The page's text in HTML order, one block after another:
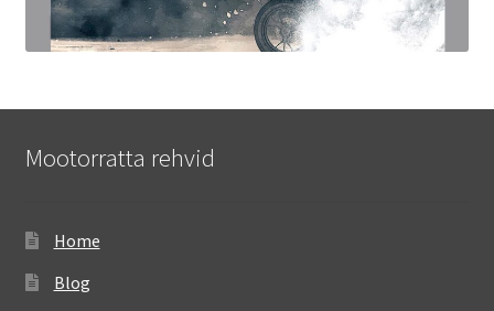
Mootorratta rehvid
Home
Blog